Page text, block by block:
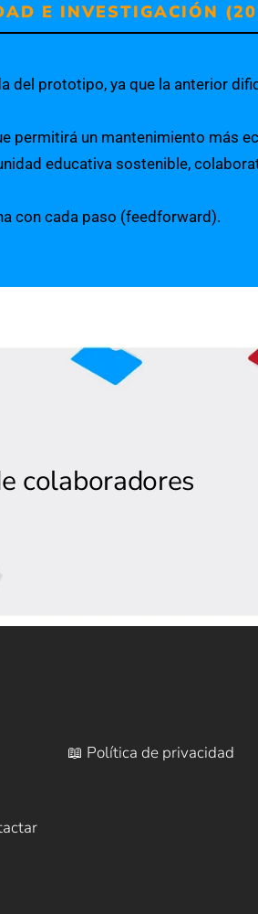
E INVESTIGACIÓN
del prototipo, ya que la anterior
permitirá un mantenimiento más
educativa sostenible,
con cada paso (feedforward).
colaboradores
📖 Política de privacidad